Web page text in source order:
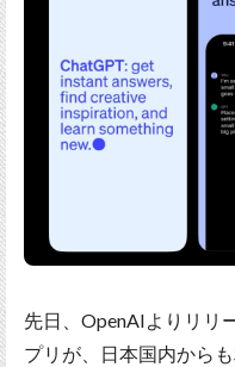
先日、OpenAIよりリリ
プリが、日本国内から